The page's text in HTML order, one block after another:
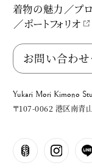
着物の魅力 プ
ポートフォリオ
お問い合わせ
Yukari Mori Kimono
〒107-0062 港区南青